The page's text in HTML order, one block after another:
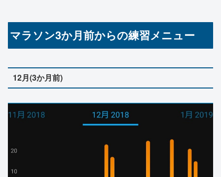
マラソン3か月前からの練習メニュー
12月(3か月前)